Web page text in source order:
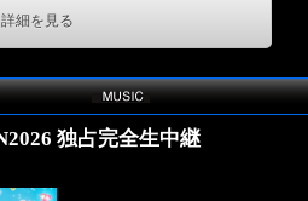
詳細を見る
独占完全生中継